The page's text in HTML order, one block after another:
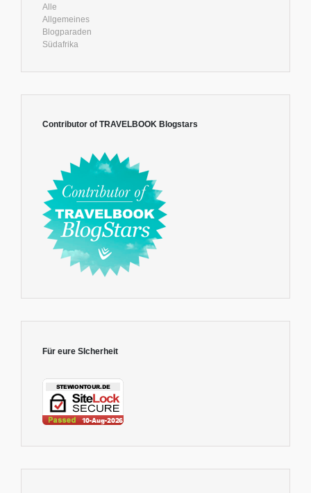
Alle
Allgemeines
Blogparaden
Südafrika
Contributor of TRAVELBOOK Blogstars
Für eure SIcherheit